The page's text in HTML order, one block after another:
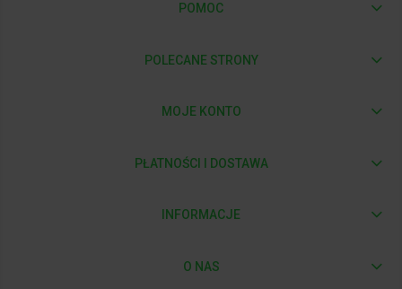
POMOC
POLECANE STRONY
MOJE KONTO
PŁATNOŚCI I DOSTAWA
INFORMACJE
O NAS